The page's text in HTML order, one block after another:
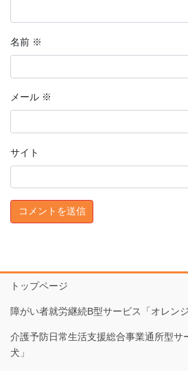
名前 ※
メール ※
サイト
トップページ
障がい者就労継続B型サービス「オレンジ
介護予防日常生活支援総合事業通所型サ
犬」